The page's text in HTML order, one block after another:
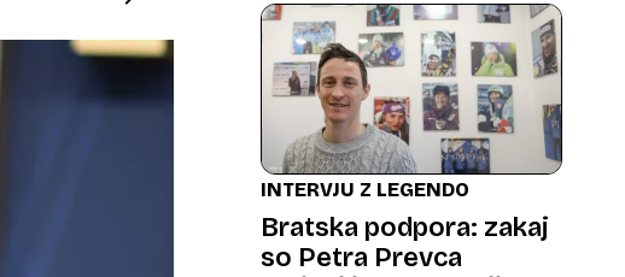
INTERVJU Z LEGENDO
Bratska podpora: zakaj
so Petra Prevca